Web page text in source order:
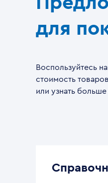
для
Воспользуйтесь
стоимость
или узнать